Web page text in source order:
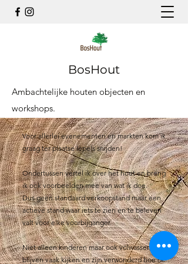
BosHout
Ambachtelijke houten objecten en
workshops.
Voor allerlei evenementen en markten kom ik
graag ter plaatse lepels snijden!
Ondertussen vertel ik over het hout en breng
ik ook voorbeelden mee van wat ik doe.
Dus geen standaard verkoopstand maar een
actieve stand waar iets te zien en te beleven
valt voor elke voorbijganger.
Niet alleen kinderen maar ook volwassenen
blijven vaak kijken en zijn verwonderd hoe de